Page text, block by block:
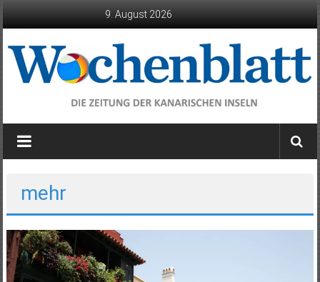
9. August 2026
Wochenblatt
die
Kanarischen
Inseln
mehr